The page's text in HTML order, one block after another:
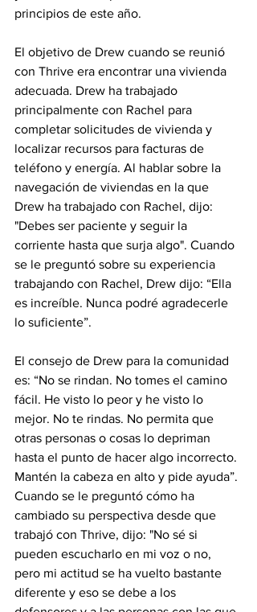
principios de este año.
El objetivo de Drew cuando se reunió
con Thrive era encontrar una vivienda
adecuada. Drew ha trabajado
principalmente con Rachel para
completar solicitudes de vivienda y
localizar recursos para facturas de
teléfono y energía. Al hablar sobre la
navegación de viviendas en la que
Drew ha trabajado con Rachel, dijo:
"Debes ser paciente y seguir la
corriente hasta que surja algo". Cuando
se le preguntó sobre su experiencia
trabajando con Rachel, Drew dijo: “Ella
es increíble. Nunca podré agradecerle
lo suficiente”.
El consejo de Drew para la comunidad
es: “No se rindan. No tomes el camino
fácil. He visto lo peor y he visto lo
mejor. No te rindas. No permita que
otras personas o cosas lo depriman
hasta el punto de hacer algo incorrecto.
Mantén la cabeza en alto y pide ayuda”.
Cuando se le preguntó cómo ha
cambiado su perspectiva desde que
trabajó con Thrive, dijo: "No sé si
pueden escucharlo en mi voz o no,
pero mi actitud se ha vuelto bastante
diferente y eso se debe a los